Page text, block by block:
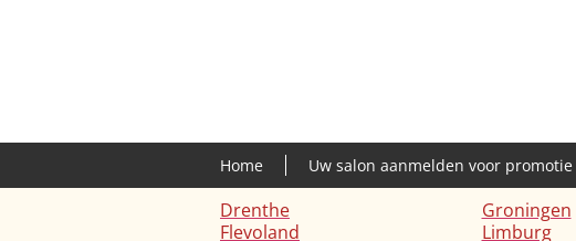
Home Uw salon aanmelden voor promotie
Drenthe
Flevoland
Groningen
Limburg